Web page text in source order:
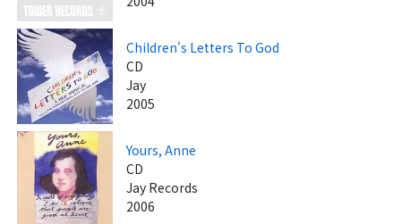
Children's Letters To God
CD
Jay
2005
Yours, Anne
CD
Jay Records
2006